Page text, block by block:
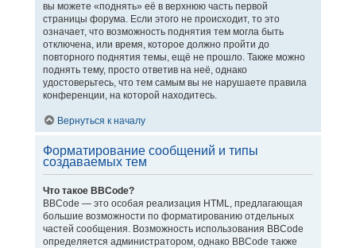
вы можете «поднять» её в верхнюю часть первой
страницы форума. Если этого не происходит, то это
означает, что возможность поднятия тем могла быть
отключена, или время, которое должно пройти до
повторного поднятия темы, ещё не прошло. Также можно
поднять тему, просто ответив на неё, однако
удостоверьтесь, что тем самым вы не нарушаете правила
конференции, на которой находитесь.
Вернуться к началу
Форматирование сообщений и типы
создаваемых тем
Что такое BBCode?
BBCode — это особая реализация HTML, предлагающая
большие возможности по форматированию отдельных
частей сообщения. Возможность использования BBCode
определяется администратором, однако BBCode также